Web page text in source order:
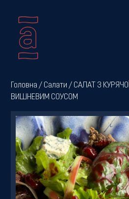
Про
Новини
Меню
Головна / Салати / САЛАТ З
ВИШНЕВИМ СОУСОМ